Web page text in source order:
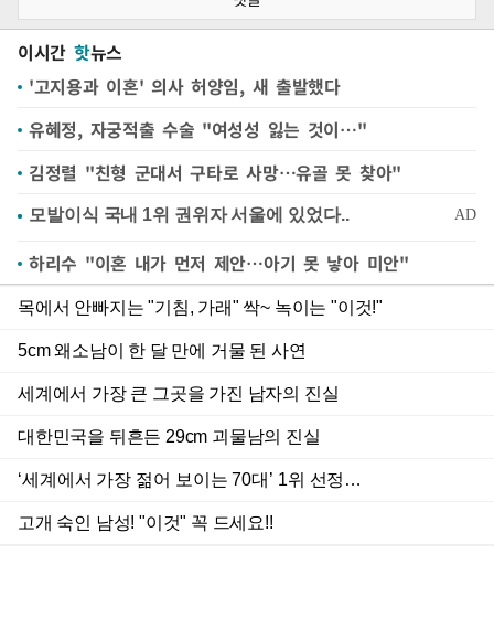
이시간 핫뉴스
'고지용과 이혼' 의사 허양임, 새 출발했다
유혜정, 자궁적출 수술 "여성성 잃는 것이…"
김정렬 "친형 군대서 구타로 사망…유골 못 찾아"
하리수 "이혼 내가 먼저 제안…아기 못 낳아 미안"